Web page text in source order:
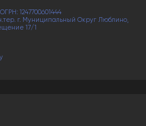
1247700601444
г. Муниципальный Округ Люблино,
17/1